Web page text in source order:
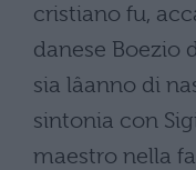
cristiano fu,
danese Boezio
sia lâanno di
sintonia con
maestro nella